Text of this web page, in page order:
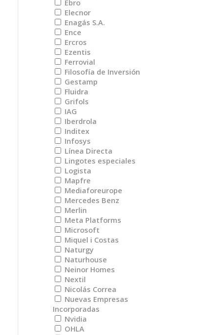
Ebro
Elecnor
Enagás S.A.
Ence
Ercros
Ezentis
Ferrovial
Filosofía de Inversión
Gestamp
Fluidra
Grifols
IAG
Iberdrola
Inditex
Infosys
Línea Directa
Lingotes especiales
Logista
Mapfre
Mediaforeurope
Mercedes Benz
Merlin
Meta Platforms
Microsoft
Miquel i Costas
Naturgy
Naturhouse
Neinor Homes
Nextil
Nicolás Correa
Nuevas Empresas
Incorporadas
Nvidia
OHLA